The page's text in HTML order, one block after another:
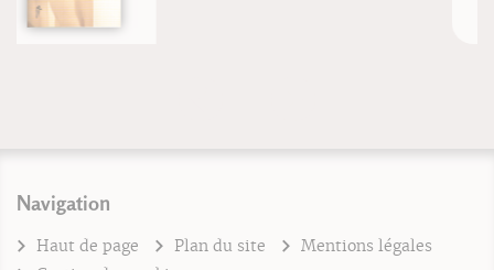
Navigation
Haut de page Plan du site
Mentions légales